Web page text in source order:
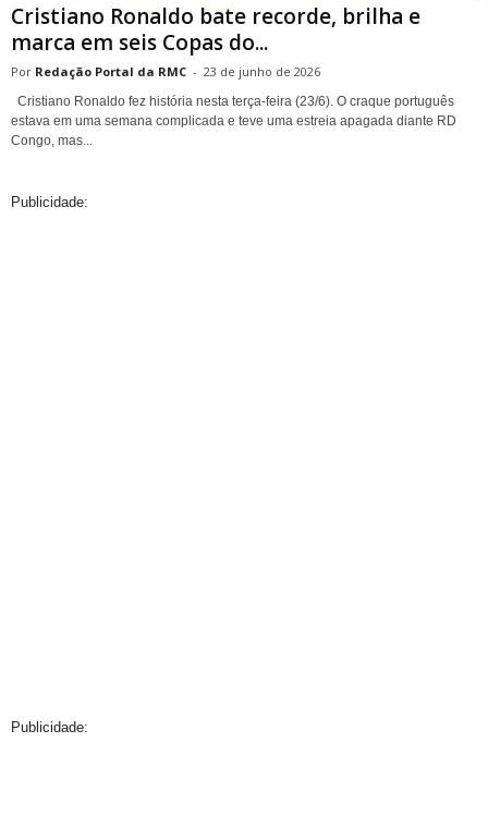
Cristiano Ronaldo bate recorde, brilha e
marca em seis Copas do...
Redação Portal da RMC - 23 de junho de 2026
Cristiano Ronaldo fez história nesta terça-feira (23/6). O craque português
estava em uma semana complicada e teve uma estreia apagada diante RD
Congo, mas...
Publicidade:
Publicidade: